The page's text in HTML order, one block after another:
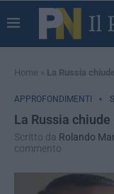
Home » La Russia
APPROFONDIMENTI
La Russia
Scritto da Rolando
commento